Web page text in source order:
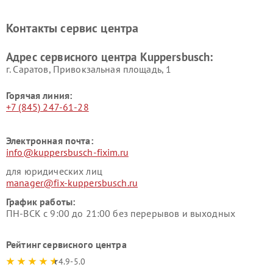
Kuppersbusch
вакуумных упаковщиков
Ремонт сушильных машин Kuppersbusch
Контакты сервис центра
Адрес сервисного центра Kuppersbusch:
г. Саратов, Привокзальная площадь, 1
Горячая линия:
+7 (845) 247-61-28
Электронная почта:
info@kuppersbusch-fixim.ru
для юридических лиц
manager@fix-kuppersbusch.ru
График работы:
ПН-ВСК с 9:00 до 21:00 без перерывов и выходных
Рейтинг сервисного центра
4.9-5.0